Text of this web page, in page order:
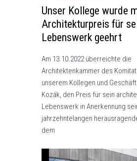
Unser Kollege wurde
Architekturpreis für
Lebenswerk geehrt
Am 13.10.2022 überreichte die
Architektenkammer des
unserem Kollegen und
Kozák, den Preis für sein
Lebenswerk in Anerkennung
jahrzehntelangen
dem